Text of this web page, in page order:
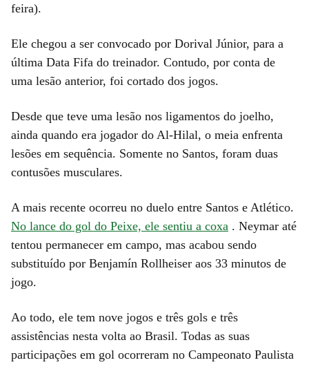
feira).
Ele chegou a ser convocado por Dorival Júnior, para a
última Data Fifa do treinador. Contudo, por conta de
uma lesão anterior, foi cortado dos jogos.
Desde que teve uma lesão nos ligamentos do joelho,
ainda quando era jogador do Al-Hilal, o meia enfrenta
lesões em sequência. Somente no Santos, foram duas
contusões musculares.
A mais recente ocorreu no duelo entre Santos e Atlético.
No lance do gol do Peixe, ele sentiu a coxa . Neymar até
tentou permanecer em campo, mas acabou sendo
substituído por Benjamín Rollheiser aos 33 minutos de
jogo.
Ao todo, ele tem nove jogos e três gols e três
assistências nesta volta ao Brasil. Todas as suas
participações em gol ocorreram no Campeonato Paulista